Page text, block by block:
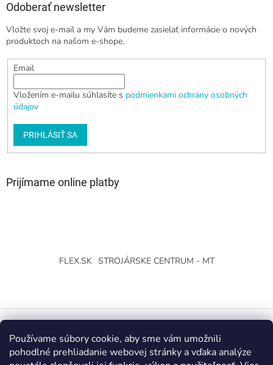
Používame súbory cookie, aby sme vám umožnili
pohodlné prehliadanie webovej stránky a vďaka analýze
Odoberať newsletter
Vložte svoj e-mail a my Vám budeme zasielať informácie o nových
produktoch na našom e-shope.
Email
Vložením e-mailu súhlasíte s podmienkami ochrany osobných
údajov
PRIHLÁSIŤ SA
Prijímame online platby
FLEX.SK STROJÁRSKE CENTRUM - MT
Vytvoril Shoptet